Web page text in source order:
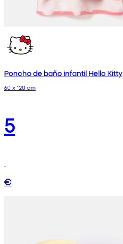
Poncho de baño infantil Hello Kitty
60 x 120 cm
5
€